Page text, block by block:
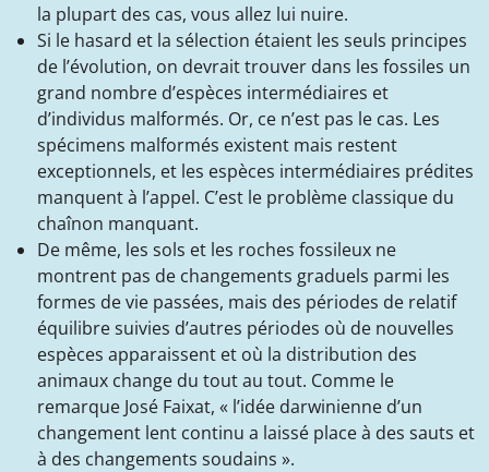
la plupart des cas, vous allez lui nuire.
Si le hasard et la sélection étaient les seuls principes
de l’évolution, on devrait trouver dans les fossiles un
grand nombre d’espèces intermédiaires et
d’individus malformés. Or, ce n’est pas le cas. Les
spécimens malformés existent mais restent
exceptionnels, et les espèces intermédiaires prédites
manquent à l’appel. C’est le problème classique du
chaînon manquant.
De même, les sols et les roches fossileux ne
montrent pas de changements graduels parmi les
formes de vie passées, mais des périodes de relatif
équilibre suivies d’autres périodes où de nouvelles
espèces apparaissent et où la distribution des
animaux change du tout au tout. Comme le
remarque José Faixat, « l’idée darwinienne d’un
changement lent continu a laissé place à des sauts et
à des changements soudains ».